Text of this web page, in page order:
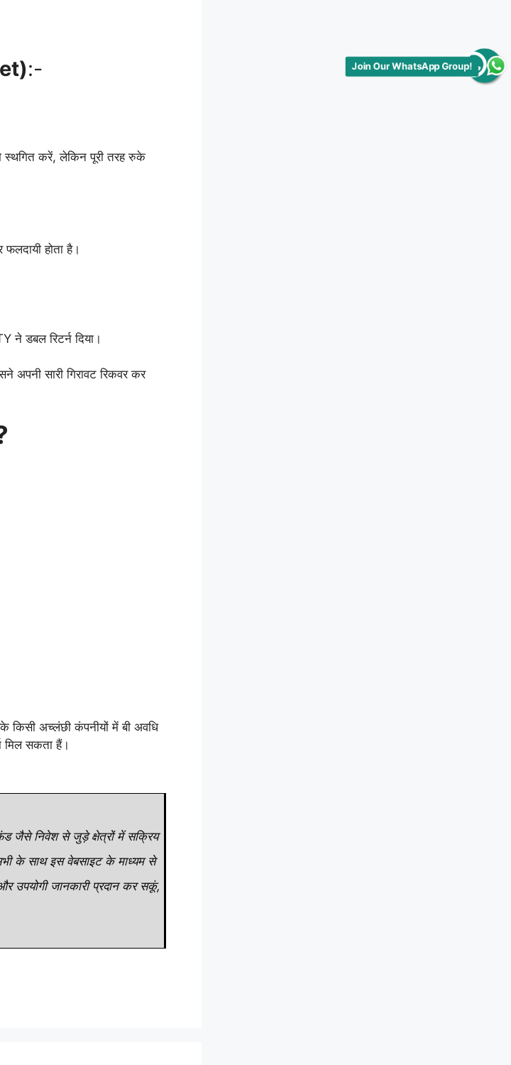
:-
स्थगित करें, लेकिन पूरी तरह रुके
होता है।
ने डबल रिटर्न दिया।
अपनी सारी गिरावट रिकवर कर
किसी अच्लंछी कंपनीयों में बी अवधि
मिल सकता हैं।
जैसे निवेश से जुड़े क्षेत्रों में सक्रिय
के साथ इस वेबसाइट के माध्यम से
उपयोगी जानकारी प्रदान कर सकूं,
Join Our WhatsApp Group!